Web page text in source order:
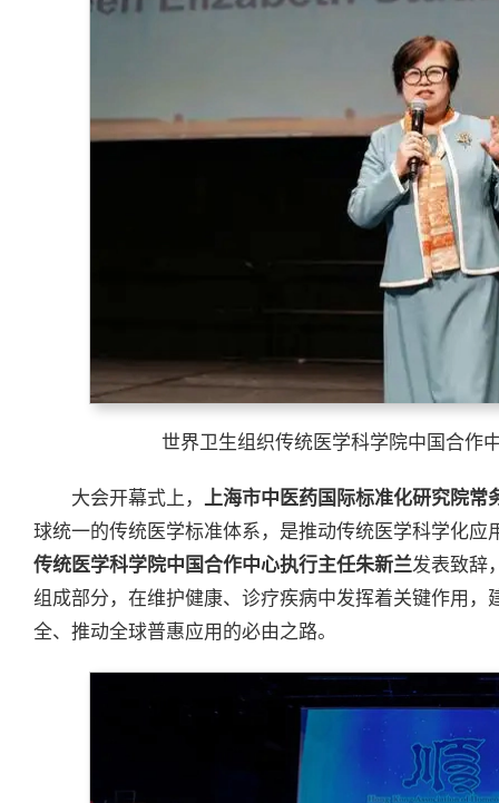
世界卫生组织传统医学科学院中国合作
大会开幕式上， 上海市中医药国际标准化研究院常
球统一的传统医学标准体系，是推动传统医学科学化应
传统医学科学院中国合作中心执行主任朱新兰发表致辞
组成部分，在维护健康、诊疗疾病中发挥着关键作用
全、推动全球普惠应用的必由之路。